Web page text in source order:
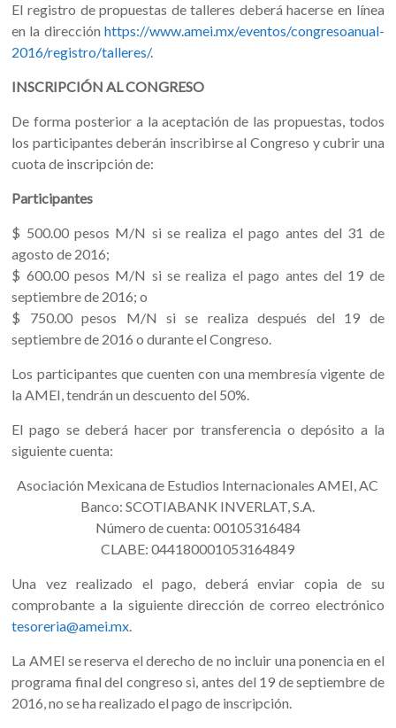
El registro de propuestas de talleres deberá hacerse en línea
en la dirección https://www.amei.mx/eventos/congresoanual-
2016/registro/talleres/.
INSCRIPCIÓN AL CONGRESO
De forma posterior a la aceptación de las propuestas, todos
los participantes deberán inscribirse al Congreso y cubrir una
cuota de inscripción de:
Participantes
$ 500.00 pesos M/N si se realiza el pago antes del 31 de
agosto de 2016;
$ 600.00 pesos M/N si se realiza el pago antes del 19 de
septiembre de 2016; o
$ 750.00 pesos M/N si se realiza después del 19 de
septiembre de 2016 o durante el Congreso.
Los participantes que cuenten con una membresía vigente de
la AMEI, tendrán un descuento del 50%.
El pago se deberá hacer por transferencia o depósito a la
siguiente cuenta:
Asociación Mexicana de Estudios Internacionales AMEI, AC
Banco: SCOTIABANK INVERLAT, S.A.
Número de cuenta: 00105316484
CLABE: 044180001053164849
Una vez realizado el pago, deberá enviar copia de su
comprobante a la siguiente dirección de correo electrónico
tesoreria@amei.mx.
La AMEI se reserva el derecho de no incluir una ponencia en el
programa final del congreso si, antes del 19 de septiembre de
2016, no se ha realizado el pago de inscripción.